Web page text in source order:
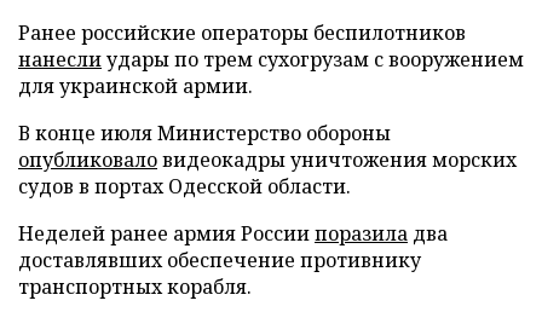
Ранее российские операторы беспилотников
нанеслиудары по трем сухогрузам с вооружением
для украинской армии.
В конце июля Министерство обороны
опубликоваловидеокадры уничтожения морских
судов в портах Одесской области.
Неделей ранее армия Россиипоразила два
доставлявших обеспечение противнику
транспортных корабля.